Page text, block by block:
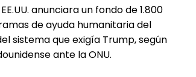
anunciara un fondo de 1.800
de ayuda humanitaria del
sistema que exigía Trump, según
ante la ONU.